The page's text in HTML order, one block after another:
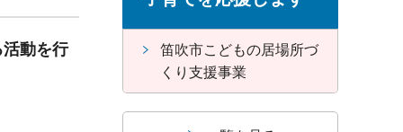
動を行
笛吹市こどもの居場所づ
くり支援事業